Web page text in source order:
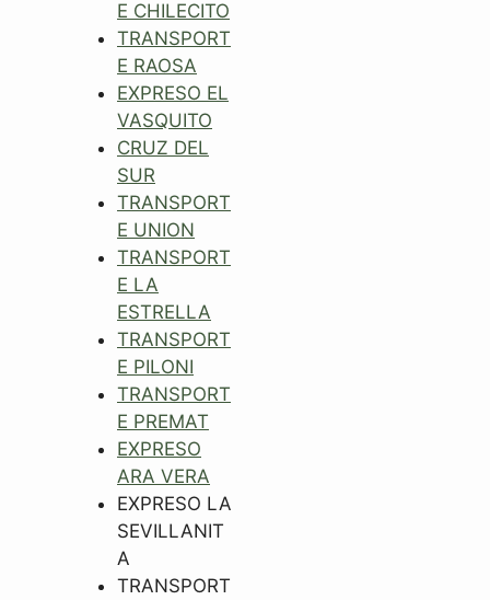
E CHILECITO
TRANSPORT
E RAOSA
EXPRESO EL
VASQUITO
CRUZ DEL
SUR
TRANSPORT
E UNION
TRANSPORT
E LA
ESTRELLA
TRANSPORT
E PILONI
TRANSPORT
E PREMAT
EXPRESO
ARA VERA
EXPRESO LA
SEVILLANIT
A
TRANSPORT